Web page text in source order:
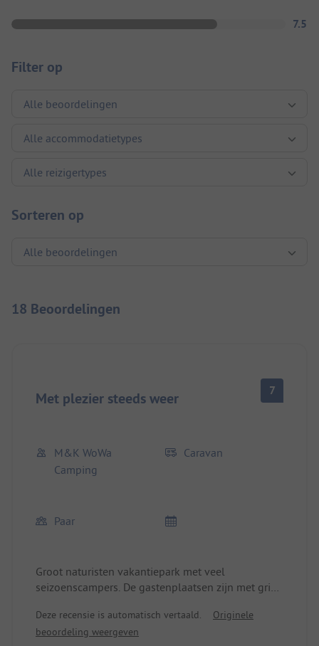
7.5
Filter op
Sorteren op
18 Beoordelingen
Met plezier steeds weer 7
M&K WoWa
Camping
Caravan
Paar
Groot naturisten vakantiepark met veel
seizoenscampers. De gastenplaatsen zijn met grind
Parkeerplaatsen voor gasten zijn helaas veel te
weinig aanwezig.
Deze recensie is automatisch vertaald.
Originele
beoordeling weergeven